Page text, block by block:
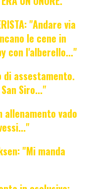
"Andare via
le cene in
con l'alberello..."
di assestamento.
Siro..."
allenamento vado
"Mi manda